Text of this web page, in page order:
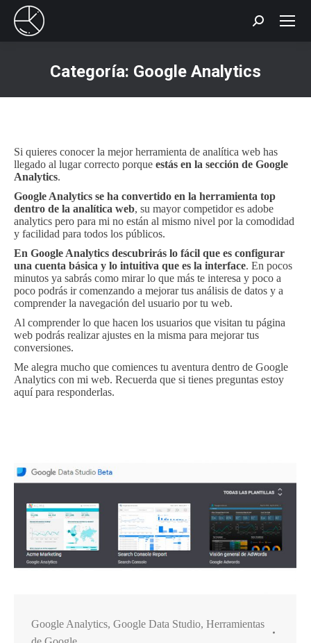
Buscar:
Categoría: Google Analytics
Si quieres conocer la mejor herramienta de analítica web has
llegado al lugar correcto porque estás en la sección de Google
Analytics.
Google Analytics se ha convertido en la herramienta top
dentro de la analítica web, su mayor competidor es adobe
analytics pero para mi no están al mismo nivel por la comodidad
y facilidad para todos los públicos.
En Google Analytics descubrirás lo fácil que es configurar
una cuenta básica y lo intuitiva que es la interface. En pocos
minutos ya sabrás como mirar lo que más te interesa y poco a
poco podrás ir comenzando a mejorar tus análisis de datos y a
comprender la navegación del usuario por tu web.
Al comprender lo que hacen los usuarios que visitan tu página
web podrás realizar ajustes en la misma para mejorar tus
conversiones.
Me alegra mucho que comiences tu aventura dentro de Google
Analytics con mi web. Recuerda que si tienes preguntas estoy
aquí para responderlas.
Google Analytics, Google Data Studio, Herramientas